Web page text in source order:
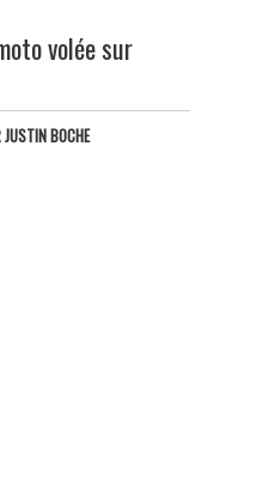
volée sur
JUSTIN BOCHE